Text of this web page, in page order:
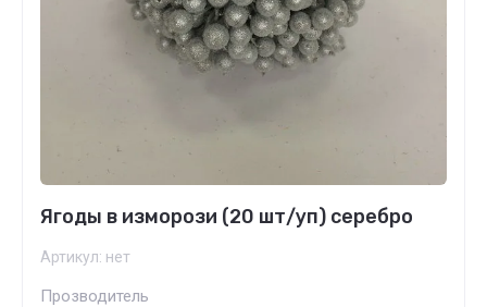
Ягоды в изморози (20 шт/уп) серебро
Артикул: нет
Прозводитель